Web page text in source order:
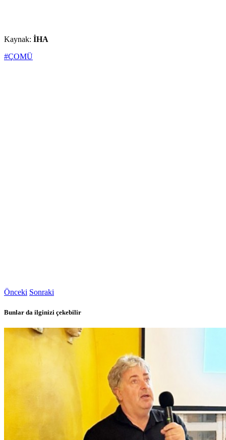
Kaynak: İHA
#ÇOMÜ
Önceki Sonraki
Bunlar da ilginizi çekebilir